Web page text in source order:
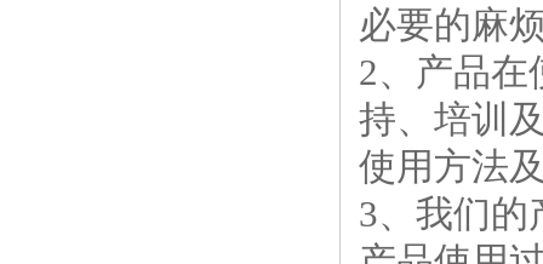
必要的麻
2、产品在
持、培训
使用方法
3、我们的